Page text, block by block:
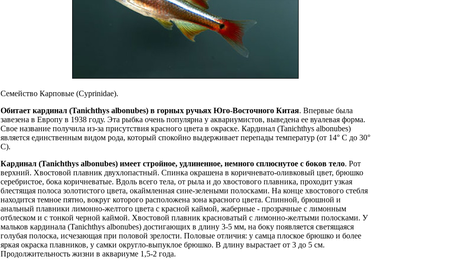
Семейство Карповые (Cyprinidae).
Обитает кардинал (Tanichthys albonubes) в горных ручьях Юго-Восточного Китая. Впервые была
завезена в Европу в 1938 году. Эта рыбка очень популярна у аквариумистов, выведена ее вуалевая форма.
Свое название получила из-за присутствия красного цвета в окраске. Кардинал (Tanichthys albonubes)
является единственным видом рода, который спокойно выдерживает перепады температур (от 14° С до 30°
С).
Кардинал (Tanichthys albonubes) имеет стройное, удлиненное, немного сплюснутое с боков тело. Рот
верхний. Хвостовой плавник двухлопастный. Спинка окрашена в коричневато-оливковый цвет, брюшко
серебристое, бока коричневатые. Вдоль всего тела, от рыла и до хвостового плавника, проходит узкая
блестящая полоса золотистого цвета, окаймленная сине-зелеными полосками. На конце хвостового стебля
находится темное пятно, вокруг которого расположена зона красного цвета. Спинной, брюшной и
анальный плавники лимонно-желтого цвета с красной каймой, жаберные - прозрачные с лимонным
отблеском и с тонкой черной каймой. Хвостовой плавник красноватый с лимонно-желтыми полосками. У
мальков кардинала (Tanichthys albonubes) достигающих в длину 3-5 мм, на боку появляется светящаяся
голубая полоска, исчезающая при половой зрелости. Половые отличия: у самца плоское брюшко и более
яркая окраска плавников, у самки округло-выпуклое брюшко. В длину вырастает от 3 до 5 см.
Продолжительность жизни в аквариуме 1,5-2 года.